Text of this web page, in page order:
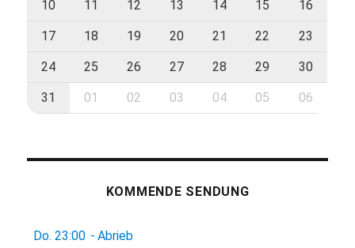
10 11 12 13 14 15 16
17 18 19 20 21 22 23
24 25 26 27 28 29 30
31 01 02 03 04 05 06
KOMMENDE SENDUNG
Do. 23:00 - Abrieb